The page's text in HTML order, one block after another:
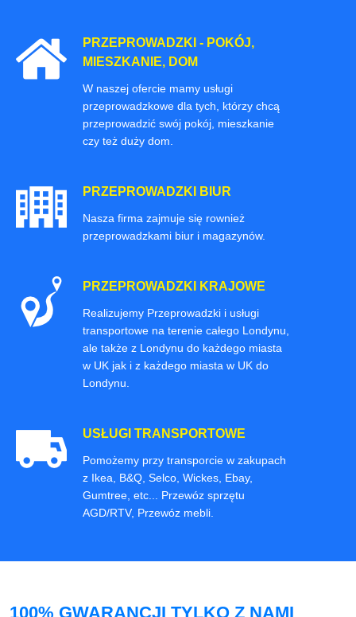
PRZEPROWADZKI - POKÓJ,
MIESZKANIE, DOM
W naszej ofercie mamy usługi
przeprowadzkowe dla tych, którzy chcą
przeprowadzić swój pokój, mieszkanie
czy też duży dom.
PRZEPROWADZKI BIUR
Nasza firma zajmuje się rownież
przeprowadzkami biur i magazynów.
PRZEPROWADZKI KRAJOWE
Realizujemy Przeprowadzki i usługi
transportowe na terenie całego Londynu,
ale także z Londynu do każdego miasta
w UK jak i z każdego miasta w UK do
Londynu.
USŁUGI TRANSPORTOWE
Pomożemy przy transporcie w zakupach
z Ikea, B&Q, Selco, Wickes, Ebay,
Gumtree, etc... Przewóz sprzętu
AGD/RTV, Przewóz mebli.
100% GWARANCJI TYLKO Z NAMI